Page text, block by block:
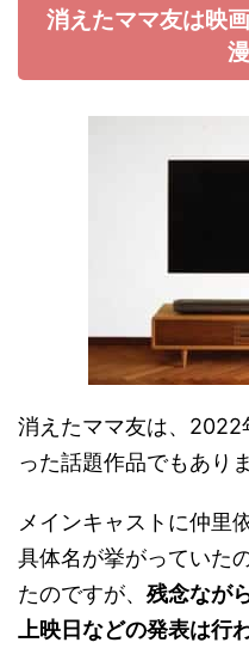
消えたママ友は映
消えたママ友は、2022
った話題作品でもありま
メインキャストに仲里
具体名が挙がっていた
たのですが、 残念なが
上映日などの発表は行